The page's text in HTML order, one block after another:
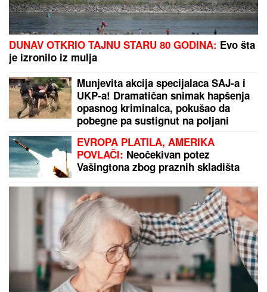
BIVŠI FUDBALER JE OVAKO INVESTIRAO
ZARAĐENE MILIONE
otvorio restoran na Bojani, a evo šta je pripalo
bivšoj supruzi posle razvoda
Open AI ukida ograničenje
tekstualnih poruka za besplatni Chat
GPT
VIKTOR ORBAN NA SABORU
TRUBAČA U GUČI:Uživao u pečenju,
svadbarskom kupusu i hajdučkim
ćevapima (FOTO)